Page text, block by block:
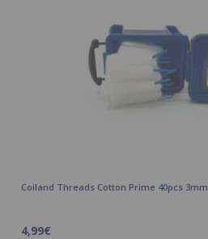
Coiland Threads Cotton Prime 40pcs 3mm
4,99€